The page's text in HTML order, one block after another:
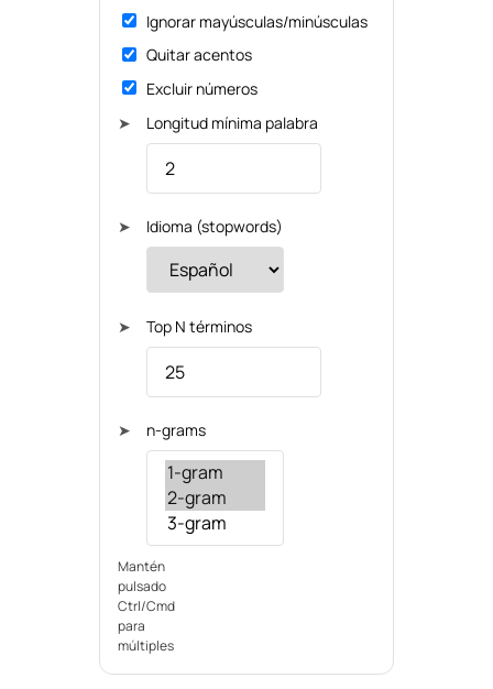
Ignorar mayúsculas/minúsculas
Quitar acentos
Excluir números
➤
Longitud mínima palabra
➤ Idioma (stopwords)
➤ Top N términos
➤ n-grams
Mantén
pulsado
Ctrl/Cmd
para
múltiples